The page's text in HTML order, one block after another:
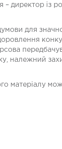
– директор із
для
належний
матеріалу